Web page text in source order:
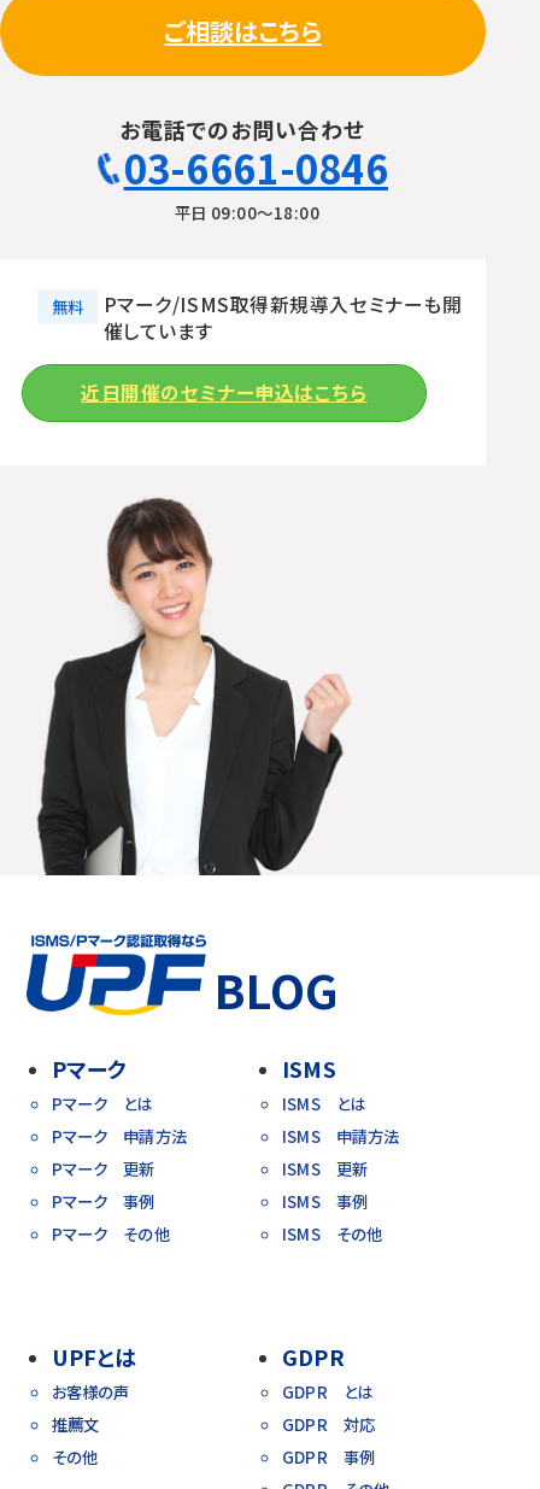
ご相談はこちら
お電話でのお問い合わせ
03-6661-0846
平日 09:00〜18:00
無料
Pマーク/ISMS取得新規導入セミナーも開
催しています
近日開催のセミナー申込はこちら
BLOG
Pマーク
Pマーク とは
Pマーク 申請方法
Pマーク 更新
Pマーク 事例
Pマーク その他
ISMS
ISMS とは
ISMS 申請方法
ISMS 更新
ISMS 事例
ISMS その他
UPFとは
お客様の声
推薦文
その他
GDPR
GDPR とは
GDPR 対応
GDPR 事例